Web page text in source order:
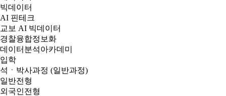
빅데이터
AI 핀테크
교보 AI 빅데이터
경찰융합정보화
데이터분석아카데미
입학
석ㆍ박사과정 (일반과정)
일반전형
외국인전형